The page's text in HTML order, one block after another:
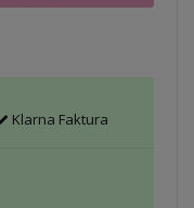
Klarna Faktura